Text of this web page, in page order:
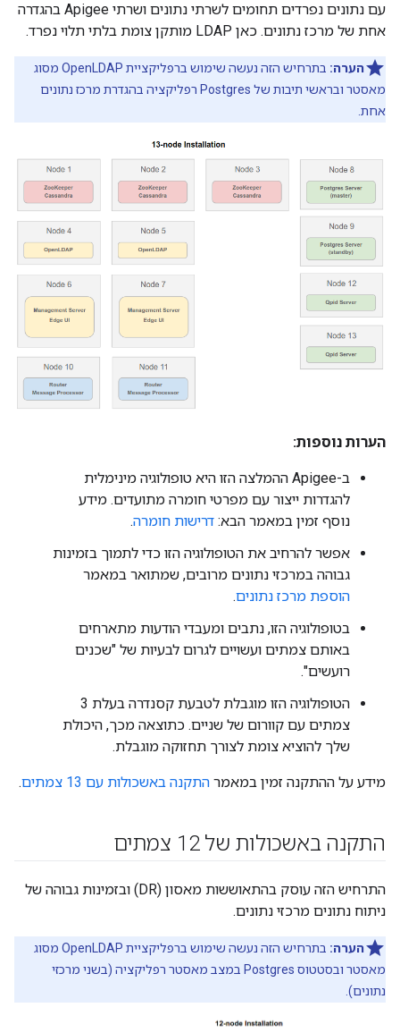
עם נתונים נפרדים תחומים לשרתי נתונים ושרתי Apigee בהגדרה
אחת של מרכז נתונים. כאן LDAP מותקן צומת בלתי תלוי נפרד.
הערה:
בתרחיש הזה נעשה שימוש ברפליקציית OpenLDAP מסוג
מאסטר ובראשי תיבות של Postgres רפליקציה בהגדרת מרכז נתונים
אחת.
הערות נוספות:
ב-Apigee ההמלצה הזו היא טופולוגיה מינימלית
להגדרות ייצור עם מפרטי חומרה מתועדים. מידע
נוסף זמין במאמר הבא: דרישות חומרה.
אפשר להרחיב את הטופולוגיה הזו כדי לתמוך בזמינות
גבוהה במרכזי נתונים מרובים, שמתואר במאמר
הוספת מרכז נתונים.
בטופולוגיה הזו, נתבים ומעבדי הודעות מתארחים
באותם צמתים ועשויים לגרום לבעיות של "שכנים
רועשים".
הטופולוגיה הזו מוגבלת לטבעת קסנדרה בעלת 3
צמתים עם קוורום של שניים. כתוצאה מכך, היכולת
שלך להוציא צומת לצורך תחזוקה מוגבלת.
מידע על ההתקנה זמין במאמר התקנה באשכולות עם 13 צמתים .
התקנה באשכולות של 12 צמתים
התרחיש הזה עוסק בהתאוששות מאסון (DR) ובזמינות גבוהה של
ניתוח נתונים מרכזי נתונים.
הערה:
בתרחיש הזה נעשה שימוש ברפליקציית OpenLDAP מסוג
מאסטר ובסטטוס Postgres במצב מאסטר רפליקציה (בשני מרכזי
נתונים).